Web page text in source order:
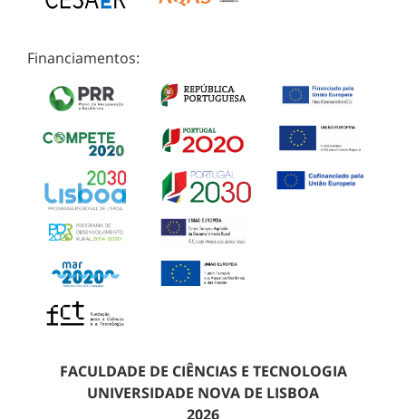
Financiamentos:
FACULDADE DE CIÊNCIAS E TECNOLOGIA
UNIVERSIDADE NOVA DE LISBOA
2026